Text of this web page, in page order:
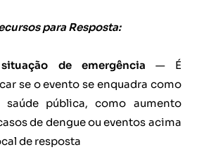
para Resposta:
de emergência — É
se o evento se enquadra como
saúde pública, como aumento
de dengue ou eventos acima
de resposta